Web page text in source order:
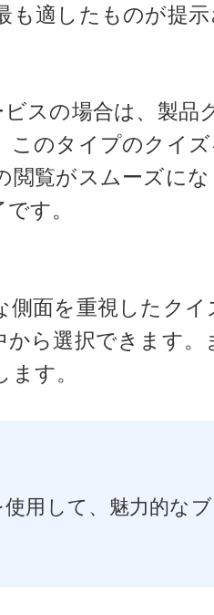
適したものが提示
スの場合は、製品
のタイプのクイ
覧がスムーズに
す。
面を重視したクイ
ら選択できます。
す。
使用して、魅力的な